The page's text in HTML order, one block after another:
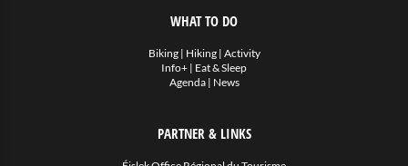
WHAT TO DO
Biking| Hiking| Activity
Info+ | Eat & Sleep
Agenda| News
PARTNER & LINKS